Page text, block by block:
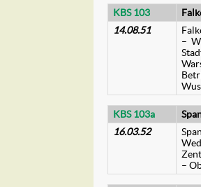
KBS 103
14.08.51
–
KBS 103a
16.03.52
–